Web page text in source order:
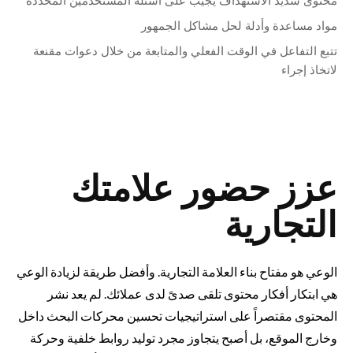
مواد مساعدة وأدلة لحل مشاكل الجمهور
تتبع التفاعل في الوقت الفعلي والمتابعة من خلال دعوات مقنعة
لاتخاذ إجراء
عزز حضور علامتك
التجارية
الوعي هو مفتاح بناء العلامة التجارية. وأفضل طريقة لزيادة الوعي
هي ابتكار أفكار محتوى تلقى صدىً لدى عملائك. لم يعد نشر
المحتوى مقتصراً على استراتيجيات تحسين محركات البحث داخل
وخارج الموقع، بل أصبح يتجاوز مجرد توليد روابط خلفية وحركة